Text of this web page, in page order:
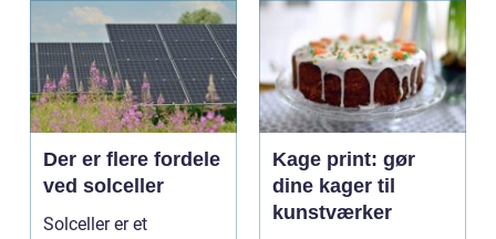
Der er flere fordele
ved solceller
Solceller er et
Kage print: gør
dine kager til
kunstværker